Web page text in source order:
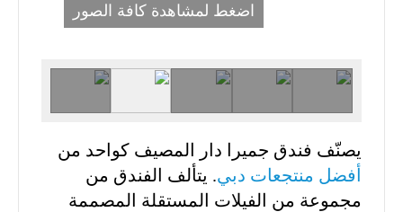
اضغط لمشاهدة كافة الصور
يصنّف فندق جميرا دار المصيف كواحد من
أفضل منتجعات دبي. يتألف الفندق من
مجموعة من الفيلات المستقلة المصممة